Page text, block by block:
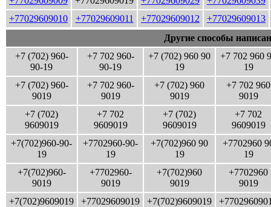
+77029609010
+77029609011 +77029609012
+77029609013
Другие способы
+7 (702) 960-
90-19
+7 702 960-
90-19
+7 (702) 960 90
19
+7 702 960
19
+7 (702) 960-
9019
+7 702 960-
9019
+7 (702) 960
9019
+7 702 960
9019
+7 (702)
9609019
+7 702
9609019
+7 (702)
9609019
+7 702
9609019
+7(702)960-90-
19
+7702960-90-
19
+7(702)960 90
19
+7702960
19
+7(702)960-
9019
+7702960-
9019
+7(702)960
9019
+7702960
9019
+7(702)9609019
+77029609019 +7(702)9609019